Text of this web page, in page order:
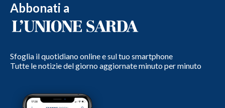
Abbonati a
Sfoglia il quotidiano online e sul tuo smartphone
Tutte le notizie del giorno aggiornate minuto per minuto